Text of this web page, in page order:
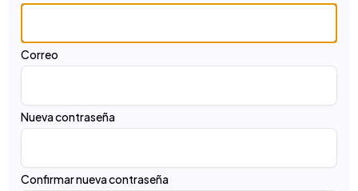
Correo
Nueva contraseña
Confirmar nueva contraseña